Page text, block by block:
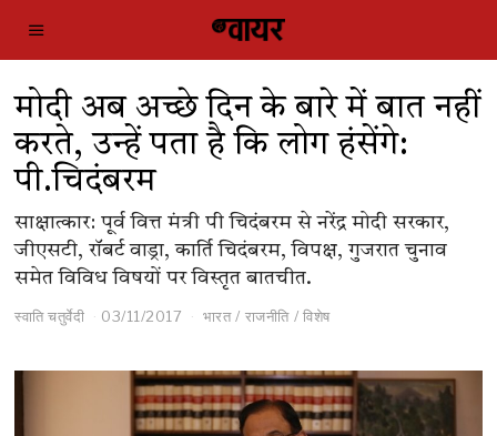
मोदी अब अच्छे दिन के बारे में बात नहीं
करते, उन्हें पता है कि लोग हंसेंगे:
पी.चिदंबरम
साक्षात्कार: पूर्व वित्त मंत्री पी चिदंबरम से नरेंद्र मोदी सरकार,
जीएसटी, रॉबर्ट वाड्रा, कार्ति चिदंबरम, विपक्ष, गुजरात चुनाव
समेत विविध विषयों पर विस्तृत बातचीत.
स्वाति चतुर्वेदी 03/11/2017 भारत / राजनीति / विशेष